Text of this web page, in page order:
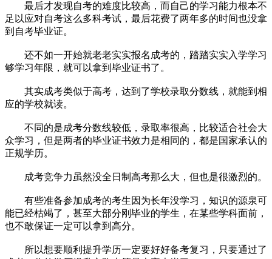
最后才发现自考的难度比较高，而自己的学习能力根本不
足以应对自考这么多科考试，最后花费了两年多的时间也没拿
到自考毕业证。
还不如一开始就老老实实报名成考的，踏踏实实入学学习
够学习年限，就可以拿到毕业证书了。
其实成考类似于高考，达到了学校录取分数线，就能到相
应的学校就读。
不同的是成考分数线较低，录取率很高，比较适合社会大
众学习，但是两者的毕业证书效力是相同的，都是国家承认的
正规学历。
成考竞争力虽然没全日制高考那么大，但也是很激烈的。
有些准备参加成考的考生因为长年没学习，知识的源泉可
能已经枯竭了，甚至大部分刚毕业的学生，在某些学科面前，
也不敢保证一定可以拿到高分。
所以想要顺利提升学历一定要好好备考复习，只要通过了